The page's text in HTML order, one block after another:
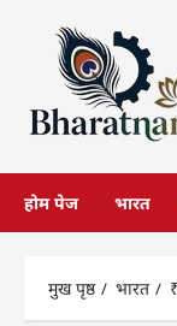
होम पेज भारत
मुख पृष्ठ भारत